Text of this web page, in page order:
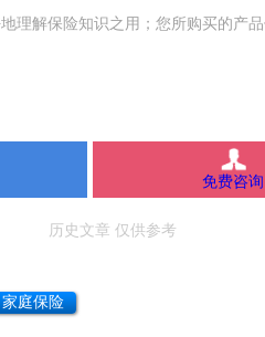
理解保险知识之用；您所购买的产
免费咨询
家庭保险